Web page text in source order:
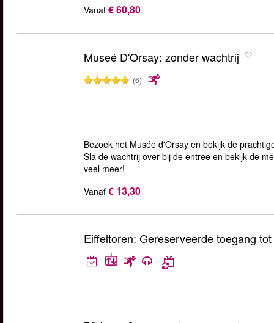
Vanaf € 60,80
Museé D'Orsay: zonder wachtrij
(6)
Bezoek het Musée d'Orsay en bekijk de
Sla de wachtrij over bij de entree en bekijk de
veel meer!
Vanaf € 13,30
Eiffeltoren: Gereserveerde toegang